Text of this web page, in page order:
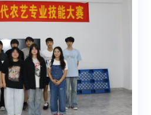
资源整合等方面的核心技能。参